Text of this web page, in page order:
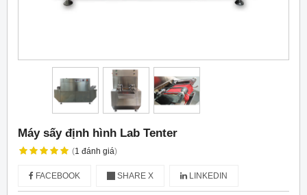
Máy sấy định hình Lab Tenter
(1 đánh giá)
FACEBOOK SHARE X LINKEDIN